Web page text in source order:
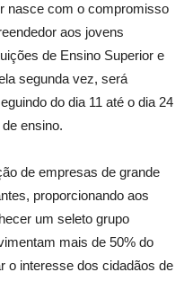
nasce com o compromisso
aos jovens
de Ensino Superior e
segunda vez, será
do dia 11 até o dia 24
ensino.
de empresas de grande
proporcionando aos
um seleto grupo
mais de 50% do
o interesse dos cidadãos de